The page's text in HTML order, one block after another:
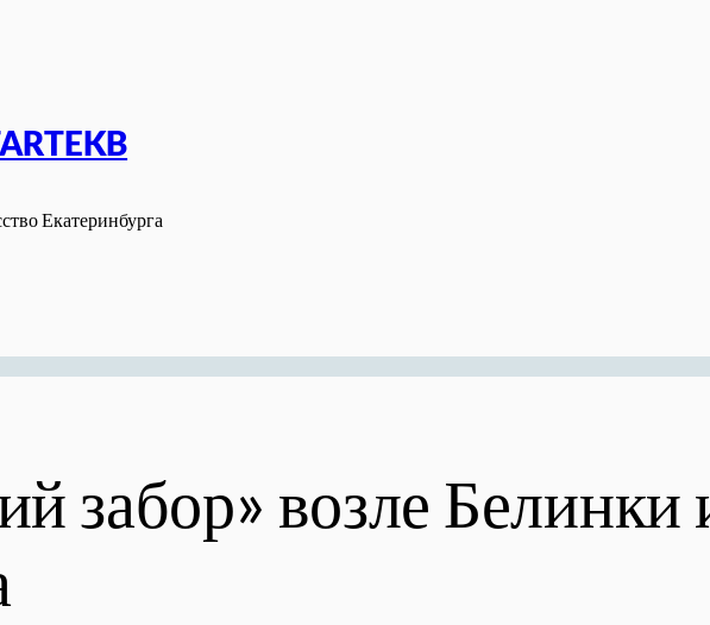
Екатеринбурга
забор» возле Белинки